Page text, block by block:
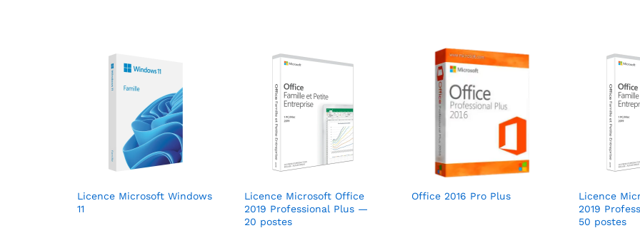
Licence Microsoft Windows
11
Licence Microsoft Office
2019 Professional Plus —
20 postes
Office 2016 Pro Plus
Licence
2019
50 postes